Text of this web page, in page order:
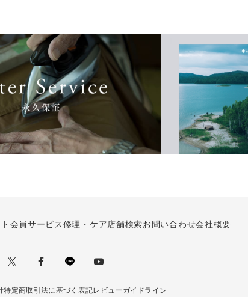
会員サービス修理・ケア店舗検索お問い合わせ会社概要
特定商取引法に基づく表記レビューガイドライン